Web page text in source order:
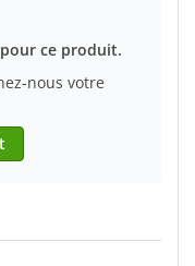
ce produit.
nous votre